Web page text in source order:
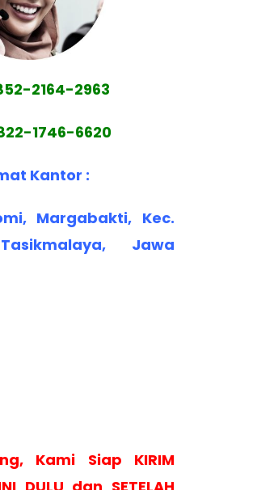
2164-2963
1746-6620
Kantor :
Margabakti, Kec.
Jawa
Kami Siap KIRIM